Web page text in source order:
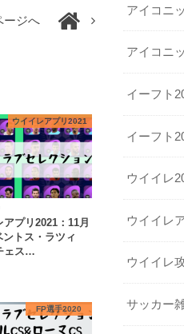
ージへ
ウイイレアプリ2021
アプリ2021：11月
トス・ラツィ
ェス…
FP選手2020
アイコニ
アイコニ
イーフト
イーフト
ウイイレ
ウイイレ
ウイイレ
サッカー